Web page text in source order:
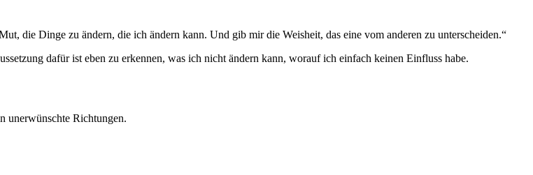
die Dinge zu ändern, die ich ändern kann. Und gib mir die Weisheit, das eine vom anderen zu unterscheiden.“
dafür ist eben zu erkennen, was ich nicht ändern kann, worauf ich einfach keinen Einfluss habe.
unerwünschte Richtungen.